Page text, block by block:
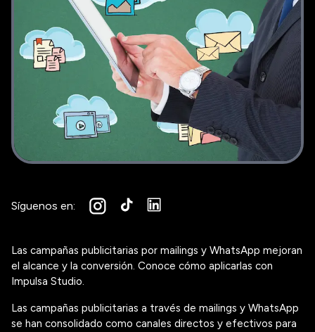
Síguenos en:
Las campañas publicitarias por mailings y WhatsApp mejoran
el alcance y la conversión. Conoce cómo aplicarlas con
Impulsa Studio.
Las campañas publicitarias a través de mailings y WhatsApp
se han consolidado como canales directos y efectivos para